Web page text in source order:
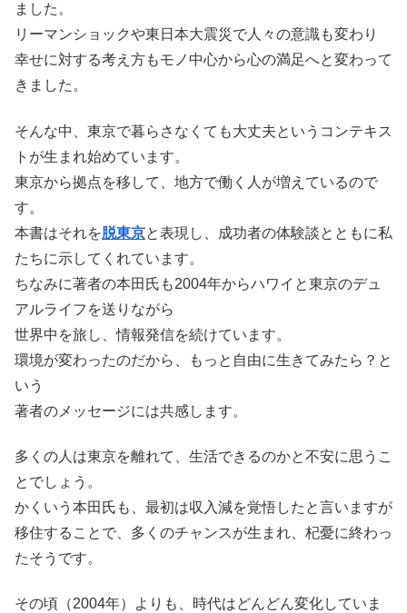
ました。
リーマンショックや東日本大震災で人々の意識も変わり
幸せに対する考え方もモノ中心から心の満足へと変わって
きました。
そんな中、東京で暮らさなくても大丈夫というコンテキス
トが生まれ始めています。
東京から拠点を移して、地方で働く人が増えているので
す。
本書はそれを脱東京と表現し、成功者の体験談とともに私
たちに示してくれています。
ちなみに著者の本田氏も2004年からハワイと東京のデュ
アルライフを送りながら
世界中を旅し、情報発信を続けています。
環境が変わったのだから、もっと自由に生きてみたら？と
いう
著者のメッセージには共感します。
多くの人は東京を離れて、生活できるのかと不安に思うこ
とでしょう。
かくいう本田氏も、最初は収入減を覚悟したと言いますが
移住することで、多くのチャンスが生まれ、杞憂に終わっ
たそうです。
その頃（2004年）よりも、時代はどんどん変化していま